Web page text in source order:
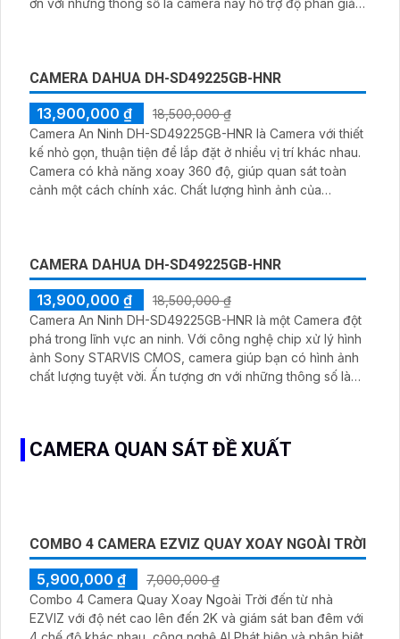
CAMERA DAHUA DH-HAC-HFW1200TLMP-IL-A
990,000 ₫
1,400,000 ₫
Camera DH-HAC-HFW1200TLMP-IL-A là một Camera
ơn với những thông số là camera này hỗ trợ độ phân giải
Full HD 1080P, mang đến hình ảnh sắc nét và chi tiết.
Ngoài ra, Camera được trang bị công nghệ AHD, CVI, TVI
và BCS, đảm bảo tính tương thích cao với các hệ thống
giám sát hiện có
CAMERA DAHUA DH-SD49225GB-HNR
13,900,000 ₫
18,500,000 ₫
Camera An Ninh DH-SD49225GB-HNR là Camera với thiết
cảnh một cách chính xác. Chất lượng hình ảnh của
camera đạt đến độ phân giải FULL HD 1080P, mang lại
13,900,000 ₫
18,500,000 ₫
Camera An Ninh DH-SD49225GB-HNR là một Camera đột
phá trong lĩnh vực an ninh. Với công nghệ chip xử lý hình
ảnh Sony STARVIS CMOS, camera giúp bạn có hình ảnh
chất lượng tuyệt vời. Ấn tượng ơn với những thông số là